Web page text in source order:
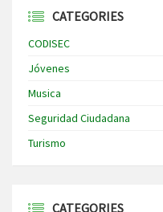
CATEGORIES
CODISEC
Jóvenes
Musica
Seguridad Ciudadana
Turismo
CATEGORIES